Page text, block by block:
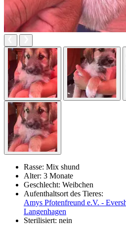
Rasse: Mix shund
Alter: 3 Monate
Geschlecht: Weibchen
Aufenthaltsort des Tieres:
Amys Pfotenfreund e.V. -
Langenhagen
Sterilisiert: nein